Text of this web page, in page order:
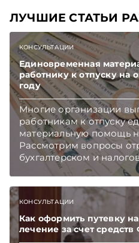
ЛУЧШИЕ СТАТЬИ
КОНСУЛЬТАЦИИ
Единовременная
работнику к отпуску на
году
Многие организации
работникам к отпуску
материальную помощь
Рассмотрим вопросы
бухгалтерском и
хозяйственных
Подписывайтесь на
Главное об экономике
чем в новостях
КОНСУЛЬТАЦИИ
Как оформить путевку
лечение за счет